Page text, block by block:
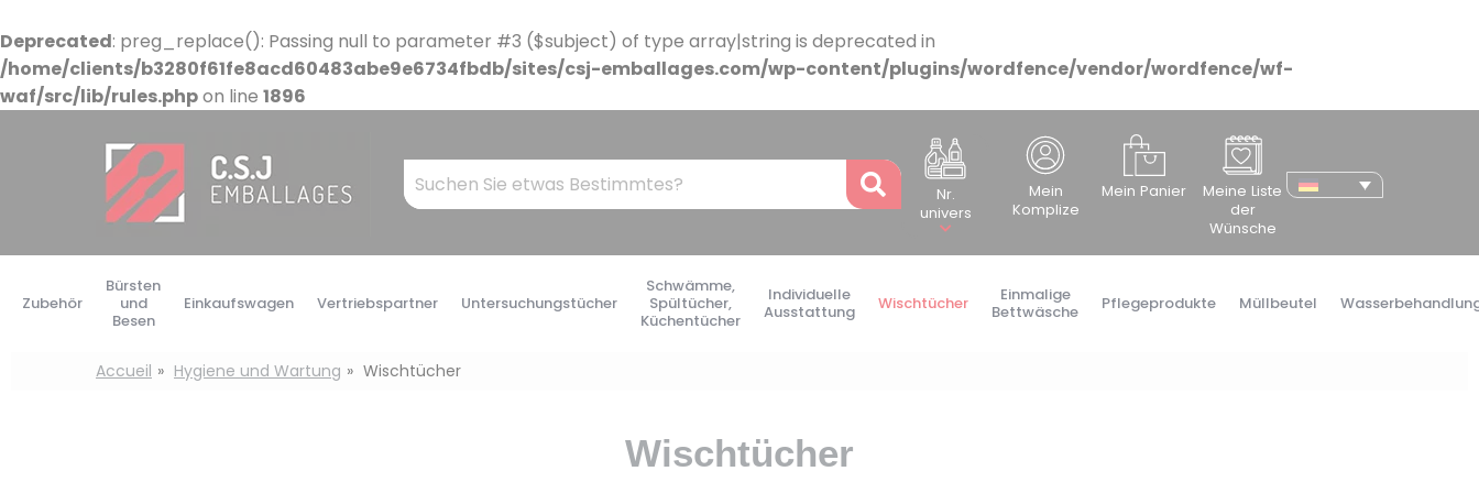
Deprecated: preg_replace(): Passing null to parameter #3 ($subject) of type array|string is deprecated in
/home/clients/b3280f61fe8acd60483abe9e6734fbdb/sites/csj-emballages.com/wp-content/plugins/wordfence/vendor/wordfence/wf-
waf/src/lib/rules.phpon line 1896
Mots
clés
Rechercher
Nr.
univers
Mein
Komplize
Mein Panier
Meine Liste
der
Wünsche
Zubehör
Bürsten
und
Besen
Einkaufswagen Vertriebspartner Untersuchungstücher
Schwämme,
Spültücher,
Küchentücher
Individuelle
Ausstattung
Wischtücher
Einmalige
Bettwäsche
Pflegeprodukte Müllbeutel
Accueil Hygiene und Wartung Wischtücher
Wischtücher